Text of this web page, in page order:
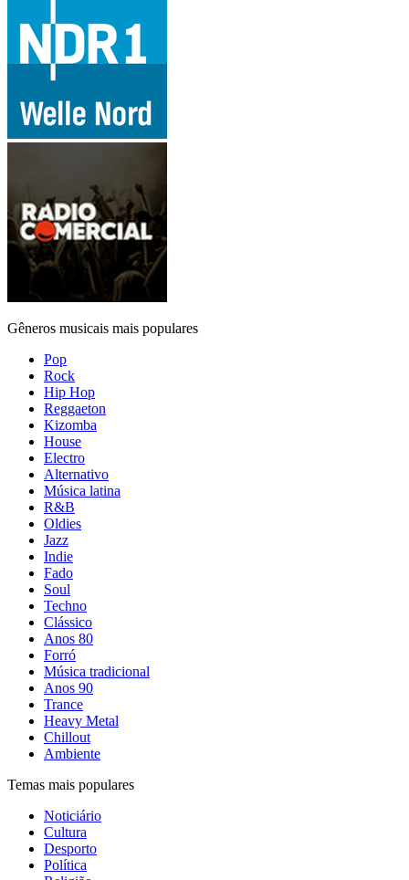
Gêneros musicais mais populares
Pop
Rock
Hip Hop
Reggaeton
Kizomba
House
Electro
Alternativo
Música latina
R&B
Oldies
Jazz
Indie
Fado
Soul
Techno
Clássico
Anos 80
Forró
Música tradicional
Anos 90
Trance
Heavy Metal
Chillout
Ambiente
Temas mais populares
Noticiário
Cultura
Desporto
Política